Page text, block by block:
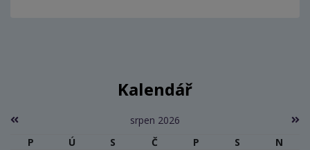
Kalendář
srpen 2026
P
Ú S Č P S
N